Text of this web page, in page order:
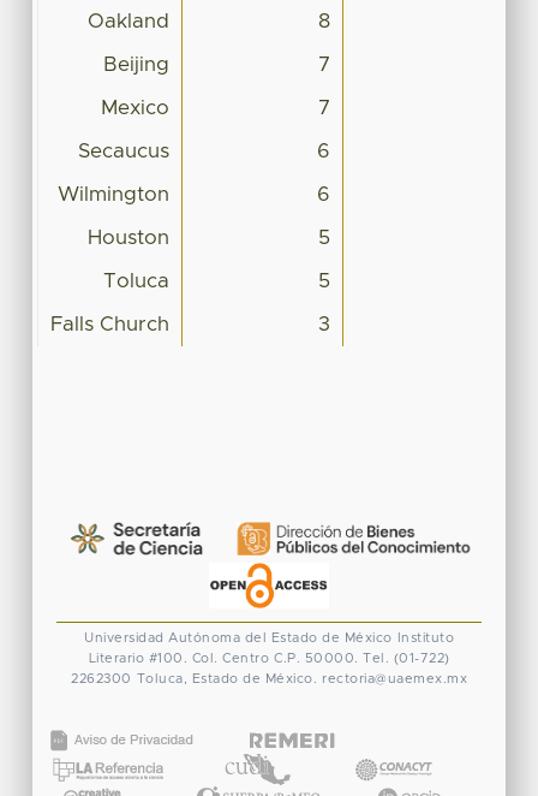
Oakland 8
Beijing 7
Mexico 7
Secaucus 6
Wilmington 6
Houston 5
Toluca 5
Falls Church 3
Universidad Autónoma del Estado de México
Instituto
Literario #100. Col. Centro C.P. 50000. Tel. (01-722)
2262300 Toluca, Estado de México. rectoria@uaemex.mx